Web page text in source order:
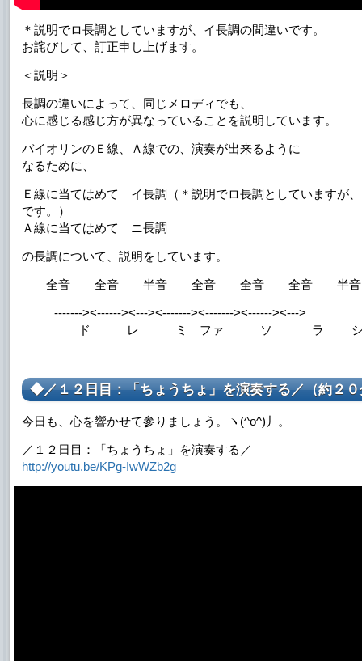
＊説明でロ長調としていますが、イ長調の間違いです。
お詫びして、訂正申し上げます。
＜説明＞
長調の違いによって、同じメロディでも、
心に感じる感じ方が異なっていることを説明しています。
バイオリンのＥ線、Ａ線での、演奏が出来るように
なるために、
Ｅ線に当てはめて イ長調（＊説明でロ長調としていますが
です。）
Ａ線に当てはめて ニ長調
の長調について、説明をしています。
全音 全音 半音 全音 全音 全音 半音
-------><------><---><-------><-------><------><--->
ド レ ミ ファ ソ ラ シ
◆／１２日目：「ちょうちょ」を演奏する／（約２０
今日も、心を響かせて参りましょう。ヽ(^o^)丿。
／１２日目：「ちょうちょ」を演奏する／
http://youtu.be/KPg-IwWZb2g